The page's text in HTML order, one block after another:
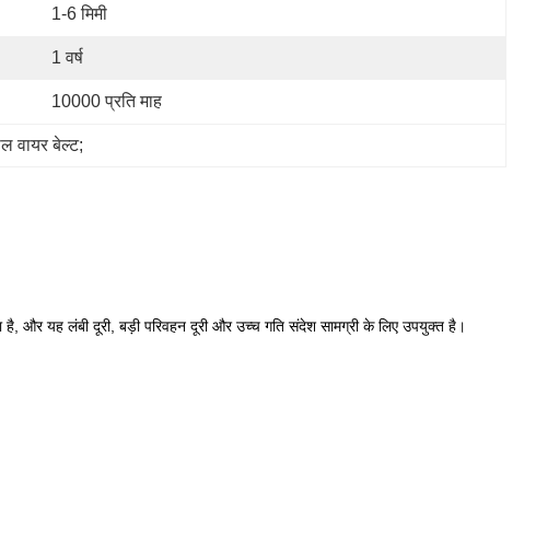
1-6 मिमी
1 वर्ष
10000 प्रति माह
वायर बेल्ट;
है, और यह लंबी दूरी, बड़ी परिवहन दूरी और उच्च गति संदेश सामग्री के लिए उपयुक्त है।